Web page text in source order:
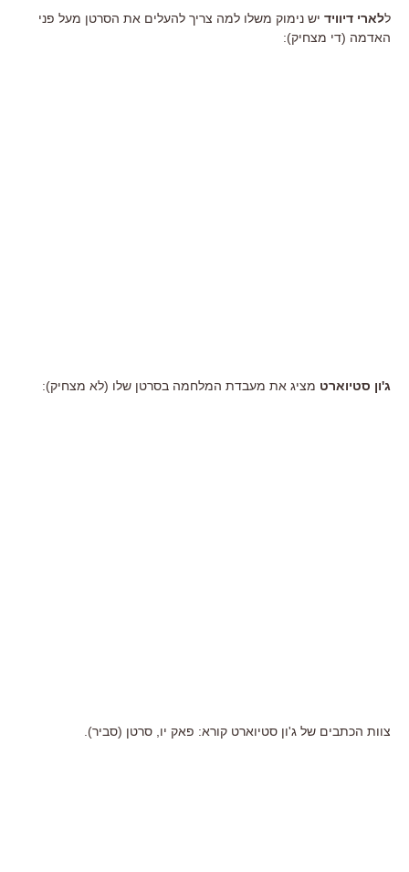
ללארי דיוויד יש נימוק משלו למה צריך להעלים את הסרטן מעל פני
האדמה (די מצחיק):
ג'ון סטיוארט מציג את מעבדת המלחמה בסרטן שלו (לא מצחיק):
צוות הכתבים של ג'ון סטיוארט קורא: פאק יו, סרטן (סביר).